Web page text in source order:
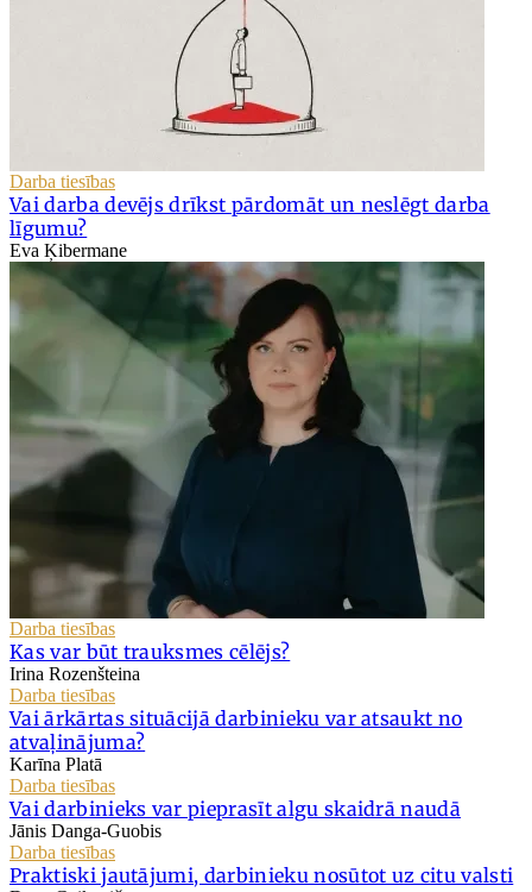
Darba tiesības
Vai darba devējs drīkst pārdomāt un neslēgt darba
līgumu?
Eva Ķibermane
Darba tiesības
Kas var būt trauksmes cēlējs?
Irina Rozenšteina
Darba tiesības
Vai ārkārtas situācijā darbinieku var atsaukt no
atvaļinājuma?
Karīna Platā
Darba tiesības
Vai darbinieks var pieprasīt algu skaidrā naudā
Jānis Danga-Guobis
Darba tiesības
Praktiski jautājumi, darbinieku nosūtot uz citu valsti